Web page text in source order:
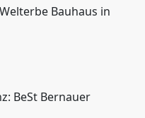
Bauhaus in